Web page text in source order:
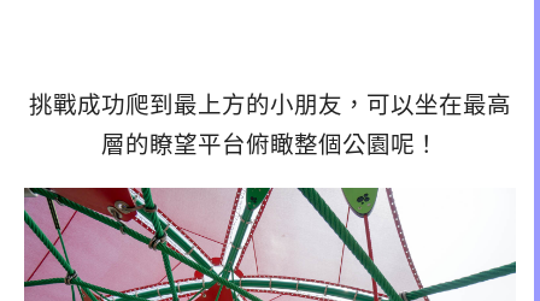
挑戰成功爬到最上方的小朋友，可以坐在最高
層的瞭望平台俯瞰整個公園呢！